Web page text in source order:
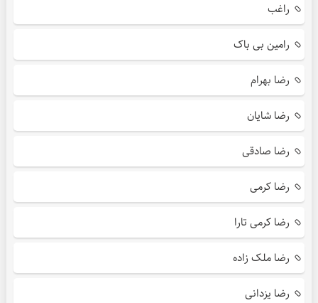
راغب
رامین بی باک
رضا بهرام
رضا شایان
رضا صادقی
رضا کرمی
رضا کرمی تارا
رضا ملک زاده
رضا یزدانی